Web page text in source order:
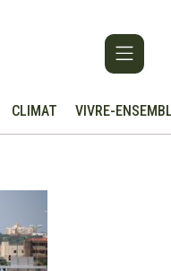
CLIMAT VIVRE-